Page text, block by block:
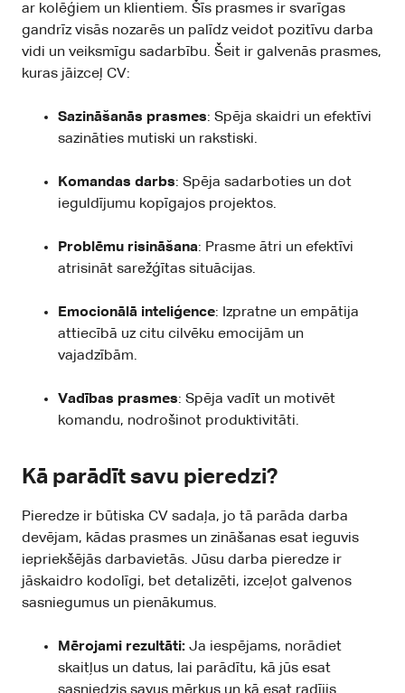
ar kolēģiem un klientiem. Šīs prasmes ir svarīgas
gandrīz visās nozarēs un palīdz veidot pozitīvu darba
vidi un veiksmīgu sadarbību. Šeit ir galvenās prasmes,
kuras jāizceļ CV:
Sazināšanās prasmes: Spēja skaidri un efektīvi
sazināties mutiski un rakstiski.
Komandas darbs: Spēja sadarboties un dot
ieguldījumu kopīgajos projektos.
Problēmu risināšana: Prasme ātri un efektīvi
atrisināt sarežģītas situācijas.
Emocionālā inteliģence: Izpratne un empātija
attiecībā uz citu cilvēku emocijām un
vajadzībām.
Vadības prasmes: Spēja vadīt un motivēt
komandu, nodrošinot produktivitāti.
Kā parādīt savu pieredzi?
Pieredze ir būtiska CV sadaļa, jo tā parāda darba
devējam, kādas prasmes un zināšanas esat ieguvis
iepriekšējās darbavietās. Jūsu darba pieredze ir
jāskaidro kodolīgi, bet detalizēti, izceļot galvenos
sasniegumus un pienākumus.
Mērojami rezultāti: Ja iespējams, norādiet
skaitļus un datus, lai parādītu, kā jūs esat
sasniedzis savus mērķus un kā esat radījis